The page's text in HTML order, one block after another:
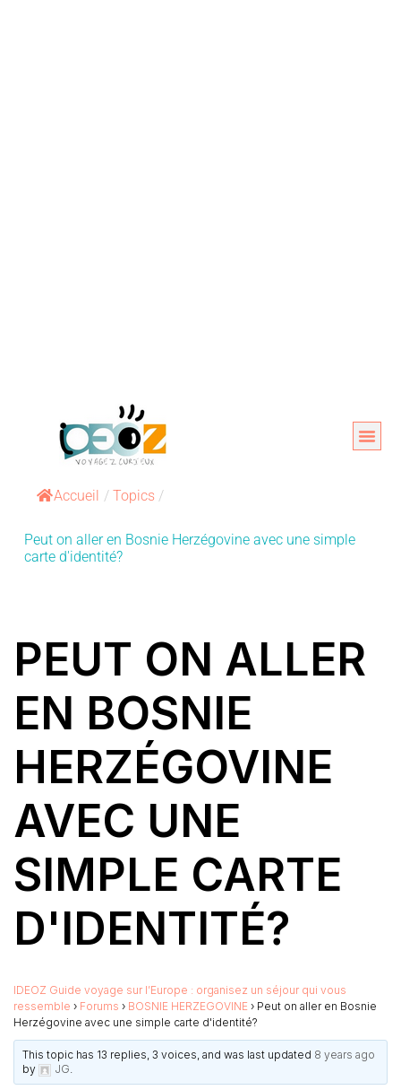
contenuAccueil / Topics /
Peut on aller en Bosnie Herzégovine avec une simple
carte d'identité?
PEUT ON ALLER
EN BOSNIE
HERZÉGOVINE
AVEC UNE
SIMPLE CARTE
D'IDENTITÉ?
IDEOZ Guide voyage sur l’Europe : organisez un séjour qui vous
ressemble › Forums › BOSNIE HERZEGOVINE › Peut on aller en Bosnie
Herzégovine avec une simple carte d'identité?
This topic has 13 replies, 3 voices, and was last updated 8 years ago
by
JG.